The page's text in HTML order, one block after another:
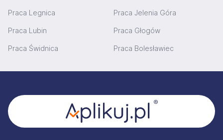
Praca Legnica Praca Jelenia Góra
Praca Lubin Praca Głogów
Praca Świdnica Praca Bolesławiec